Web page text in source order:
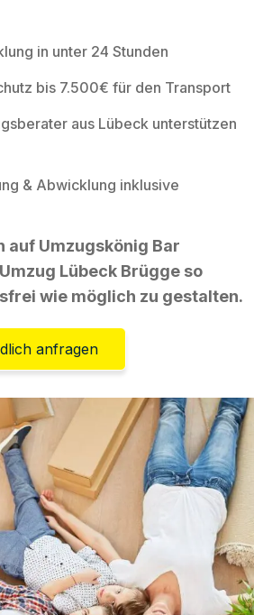
in unter 24 Stunden
bis 7.500€ für den Transport
aus Lübeck unterstützen
& Abwicklung inklusive
auf Umzugskönig Bar
Lübeck Brügge so
wie möglich zu gestalten.
anfragen